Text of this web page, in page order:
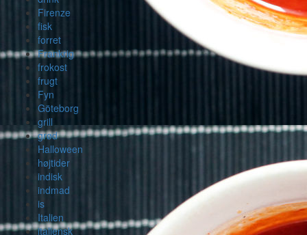
Firenze
fisk
forret
Frankrig
frokost
frugt
Fyn
Göteborg
grill
grød
Halloween
højtider
indisk
indmad
is
Italien
italiensk